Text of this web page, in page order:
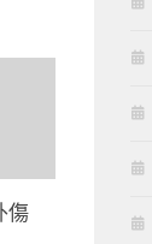
傷